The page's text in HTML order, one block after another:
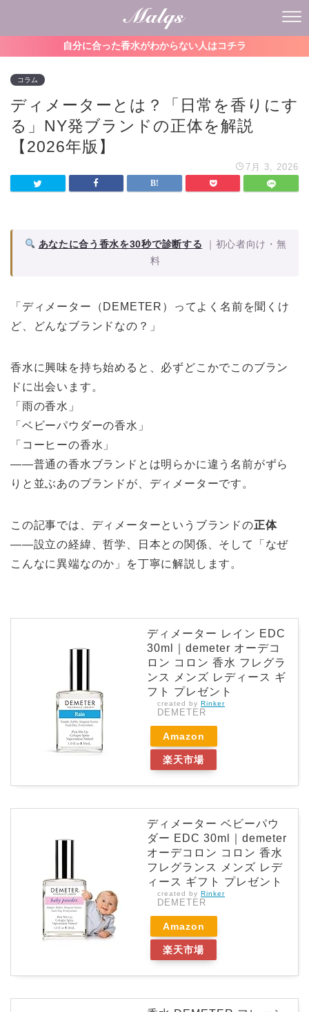
自分に合った香水がわからない人はコチラ
コラム
ディメーターとは？「日常を香りにす
る」NY発ブランドの正体を解説
【2026年版】
7月 3, 2026
あなたに合う香水を30秒で診断する
｜初心者向け・無
料
「ディメーター（DEMETER）ってよく名前を聞くけ
ど、どんなブランドなの？」
香水に興味を持ち始めると、必ずどこかでこのブラン
ドに出会います。
「雨の香水」
「ベビーパウダーの香水」
「コーヒーの香水」
——普通の香水ブランドとは明らかに違う名前がずら
りと並ぶあのブランドが、ディメーターです。
この記事では、ディメーターというブランドの正体
——設立の経緯、哲学、日本との関係、そして「なぜ
こんなに異端なのか」を丁寧に解説します。
ディメーター レイン EDC
30ml｜demeter オーデコ
ロン コロン 香水 フレグラ
ンス メンズ レディース ギ
フト プレゼント
created by Rinker
DEMETER
Amazon
楽天市場
ディメーター ベビーパウ
ダー EDC 30ml｜demeter
オーデコロン コロン 香水
フレグランス メンズ レデ
ィース ギフト プレゼント
created by Rinker
DEMETER
Amazon
楽天市場